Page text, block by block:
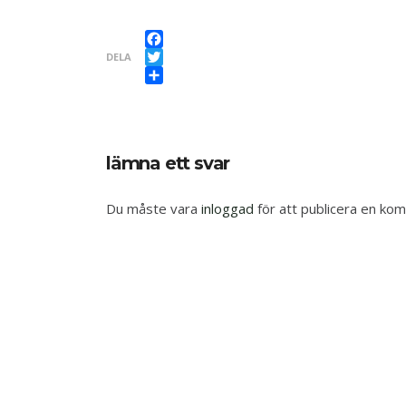
DELA
Facebook
Twitter
Dela
lämna ett svar
Du måste vara inloggad för att publicera en